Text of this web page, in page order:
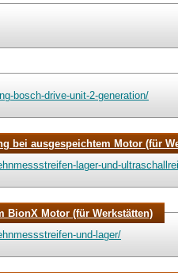
bosch-drive-unit-2-generation/
bei ausgespeichtem Motor (für
lager-und-
BionX Motor (für Werkstätten)
und-lager/